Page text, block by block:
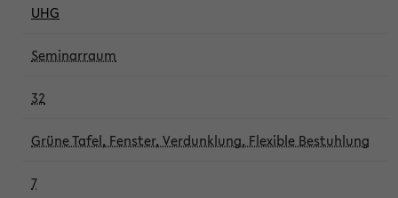
UHG
Seminarraum
32
Grüne Tafel, Fenster, Verdunklung, Flexible Bestuhlung
7